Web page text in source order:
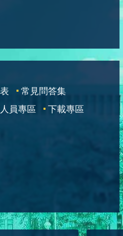
常見問答集
員專區
下載專區